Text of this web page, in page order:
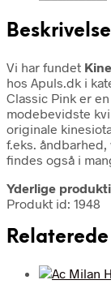
Beskrivelse
Vi har fundet
hos Apuls.dk i
Classic Pink er
modebevidste
originale
f.eks.
findes også i
Yderlige
Produkt id: 1948